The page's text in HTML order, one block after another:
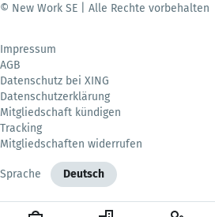
© New Work SE | Alle Rechte vorbehalten
Impressum
AGB
Datenschutz bei XING
Datenschutzerklärung
Mitgliedschaft kündigen
Tracking
Mitgliedschaften widerrufen
Sprache Deutsch